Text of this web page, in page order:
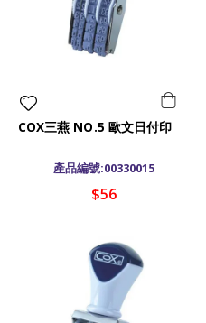
COX三燕 NO.5 歐文日付印
產品編號:00330015
$56